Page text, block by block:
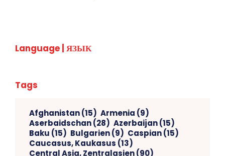
Language | ЯЗЫК
Tags
Afghanistan(15) Armenia (9)
Aserbaidschan(28) Azerbaijan(15)
Baku (15) Bulgarien(9) Caspian(15)
Caucasus, Kaukasus (13)
Central Asia, Zentralasien(90)